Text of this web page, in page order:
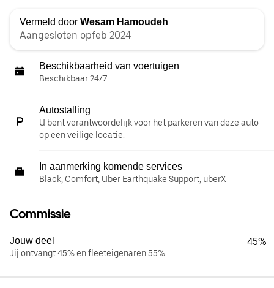
Vermeld door Wesam Hamoudeh
Aangesloten opfeb 2024
Beschikbaarheid van voertuigen
Beschikbaar 24/7
Autostalling
U bent verantwoordelijk voor het parkeren van deze auto
op een veilige locatie.
In aanmerking komende services
Black, Comfort, Uber Earthquake Support, uberX
Commissie
Jouw deel
Jij ontvangt 45% en fleeteigenaren 55%
45%